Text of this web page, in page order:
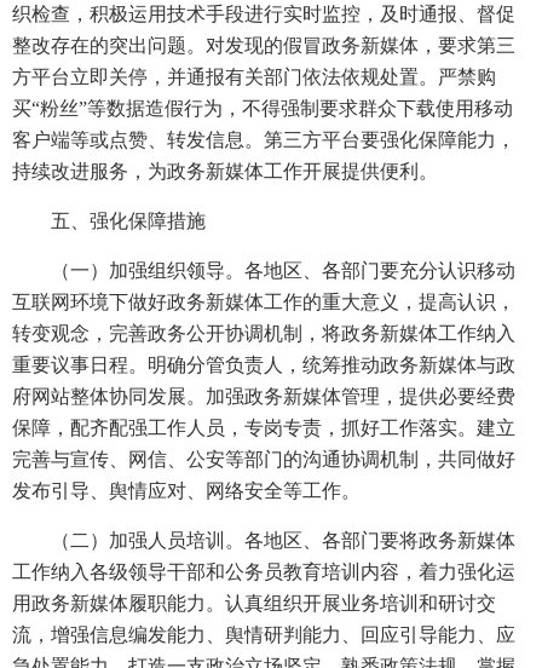
织检查，积极运用技术手段进行实时监控，及时通报、督促
整改存在的突出问题。对发现的假冒政务新媒体，要求第三
方平台立即关停，并通报有关部门依法依规处置。严禁购
买“粉丝”等数据造假行为，不得强制要求群众下载使用移动
客户端等或点赞、转发信息。第三方平台要强化保障能力，
持续改进服务，为政务新媒体工作开展提供便利。
五、强化保障措施
（一）加强组织领导。各地区、各部门要充分认识移动
互联网环境下做好政务新媒体工作的重大意义，提高认识，
转变观念，完善政务公开协调机制，将政务新媒体工作纳入
重要议事日程。明确分管负责人，统筹推动政务新媒体与政
府网站整体协同发展。加强政务新媒体管理，提供必要经费
保障，配齐配强工作人员，专岗专责，抓好工作落实。建立
完善与宣传、网信、公安等部门的沟通协调机制，共同做好
发布引导、舆情应对、网络安全等工作。
（二）加强人员培训。各地区、各部门要将政务新媒体
工作纳入各级领导干部和公务员教育培训内容，着力强化运
用政务新媒体履职能力。认真组织开展业务培训和研讨交
流，增强信息编发能力、舆情研判能力、回应引导能力、应